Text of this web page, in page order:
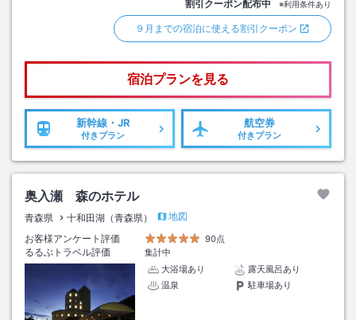
割引クーポン配布中 ※利用条件あり
９月までの宿泊に使える割引クーポン
宿泊プランを見る
新幹線・JR
付きプラン
航空券
付きプラン
奥入瀬 森のホテル
青森県 十和田湖（青森県）
地図
お客様アンケート評価
90点
るるぶトラベル評価
集計中
大浴場あり
露天風呂あり
温泉
駐車場あり